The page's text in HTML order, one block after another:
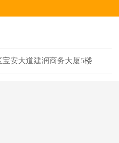
安大道建润商务大厦5楼